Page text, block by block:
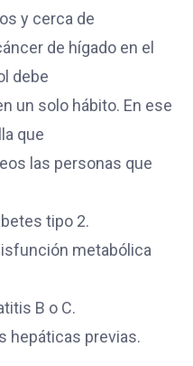
y cerca de
de hígado en el
debe
un solo hábito. En ese
que
las personas que
tipo 2.
metabólica
B o C.
hepáticas previas.